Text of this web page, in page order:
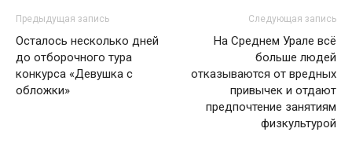
Предыдущая запись
Осталось несколько дней
до отборочного тура
конкурса «Девушка с
обложки»
Следующая запись
На Среднем Урале всё
больше людей
отказываются от вредных
привычек и отдают
предпочтение занятиям
физкультурой